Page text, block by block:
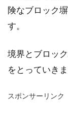
険なブロック
す。
境界とブロッ
をとっていきま
スポンサーリンク